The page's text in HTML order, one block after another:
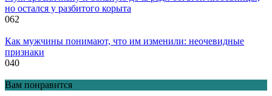
но остался у разбитого корыта
062
Как мужчины понимают, что им изменили: неочевидные
признаки
040
Вам понравится